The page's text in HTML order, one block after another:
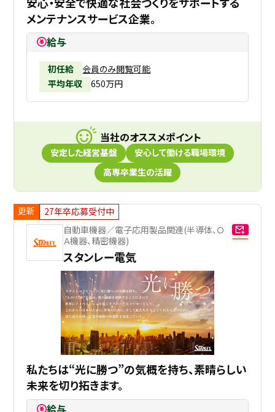
メンテナンスサービス企業。
給与
初任給
会員のみ閲覧可能
平均年収
650万円
当社のオススメポイント
安定した経営基盤
安心して働ける職場環境
高専卒業生の活躍
更新
27年卒応募受付中
自動車機器／電子応用製品関連(半導体、Ｏ
Ａ機器、精密機器)
スタンレー電気
私たちは“光に勝つ”の気概を持ち、素晴らしい
未来を切り拓きます。
給与